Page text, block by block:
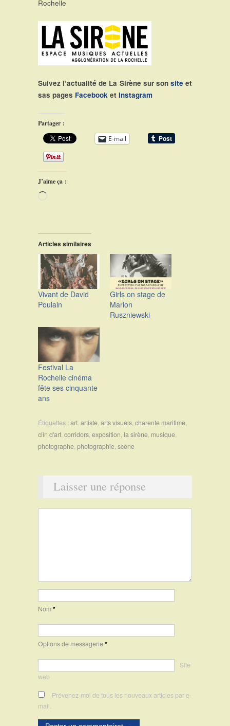
Rochelle
Suivez l’actualité de La Sirène sur son site et
sas pages Facebook et Instagram
Partager :
E-mail
J’aime ça :
Articles similaires
Vivant de David
Poulain
Girls on stage de
Marion
Ruszniewski
Festival La
Rochelle cinéma
fête ses cinquante
ans
Étiquettes :art,artiste,arts visuels,charente maritime,
clin d'art,corridors,exposition, la sirène, musique,
photographe,photographie,scène
Laisser une réponse
Nom*
Options de messagerie*
Site
web
Prévenez-moi de tous les nouveaux articles par e-
mail.